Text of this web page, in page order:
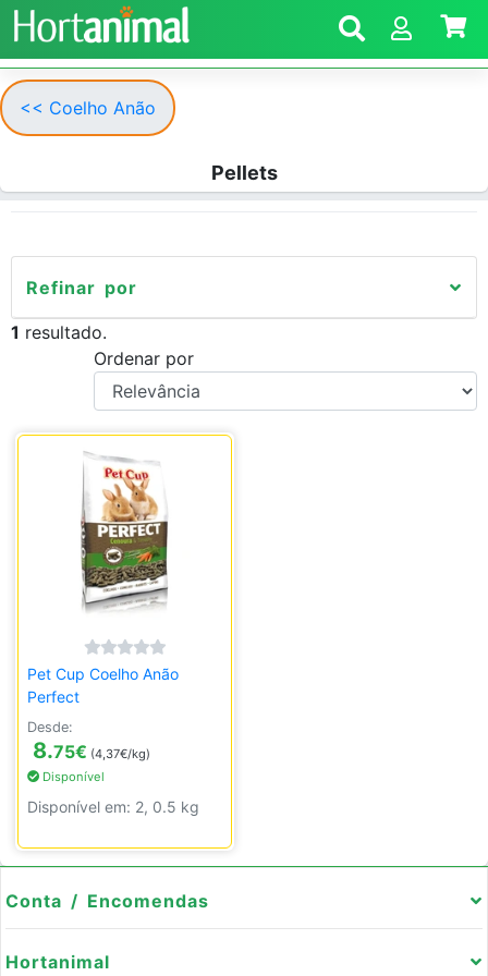
<< Coelho Anão
Pellets
Refinar por
1 resultado.
Ordenar por
Pet Cup Coelho Anão
Perfect
Desde:
8.75€ (4,37€/kg)
Disponível
Disponível em: 2, 0.5 kg
Conta / Encomendas
Hortanimal